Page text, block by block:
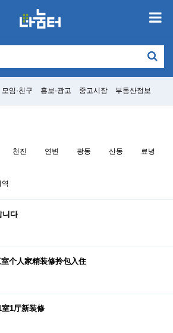
모임·친구 홍보·광고 중고시장 부동산정보
천진 연변 광동 산동 료녕
니다
个人家精装修拎包入住
1厅新装修